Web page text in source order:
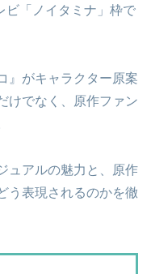
ビ「ノイタミナ」枠で
』がキャラクター原案
けでなく、原作ファン
ュアルの魅力と、原作
う表現されるのかを徹